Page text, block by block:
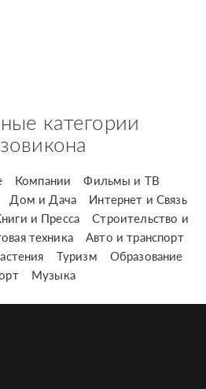
категории
Компании
Фильмы и ТВ
Дом и Дача
Интернет и Связь
и Пресса
Строительство и
техника
Авто и транспорт
Туризм
Образование
Музыка